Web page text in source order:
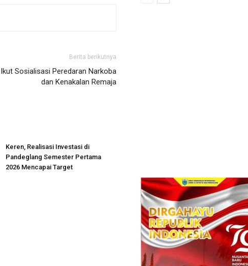
Berita berikutnya
Sosialisasi Peredaran Narkoba
dan Kenakalan Remaja
Keren, Realisasi Investasi di
Pandeglang Semester Pertama
2026 Mencapai Target